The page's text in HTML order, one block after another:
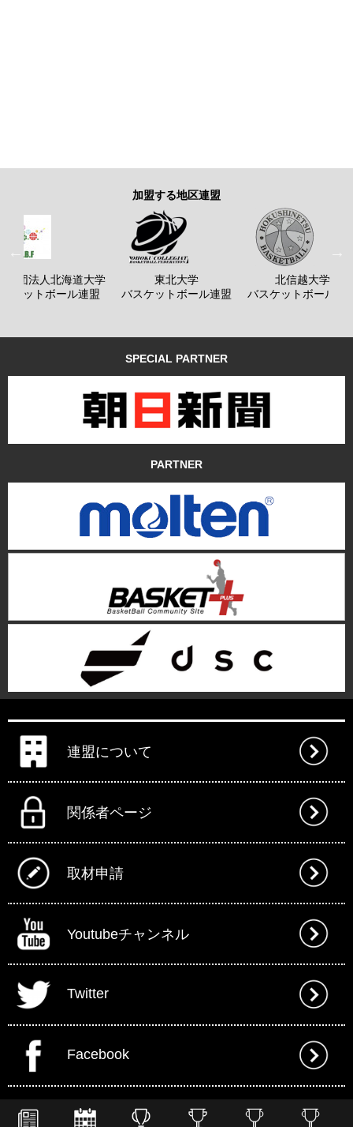
加盟する地区連盟
社団法人北海道大学
ケットボール連盟
東北大学
バスケットボール連盟
北信越大学
バスケットボール連
SPECIAL PARTNER
PARTNER
連盟について
関係者ページ
取材申請
Youtubeチャンネル
Twitter
Facebook